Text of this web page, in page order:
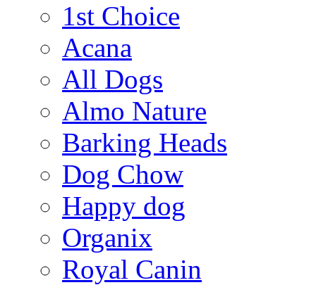
1st Choice
Acana
All Dogs
Almo Nature
Barking Heads
Dog Chow
Happy dog
Organix
Royal Canin